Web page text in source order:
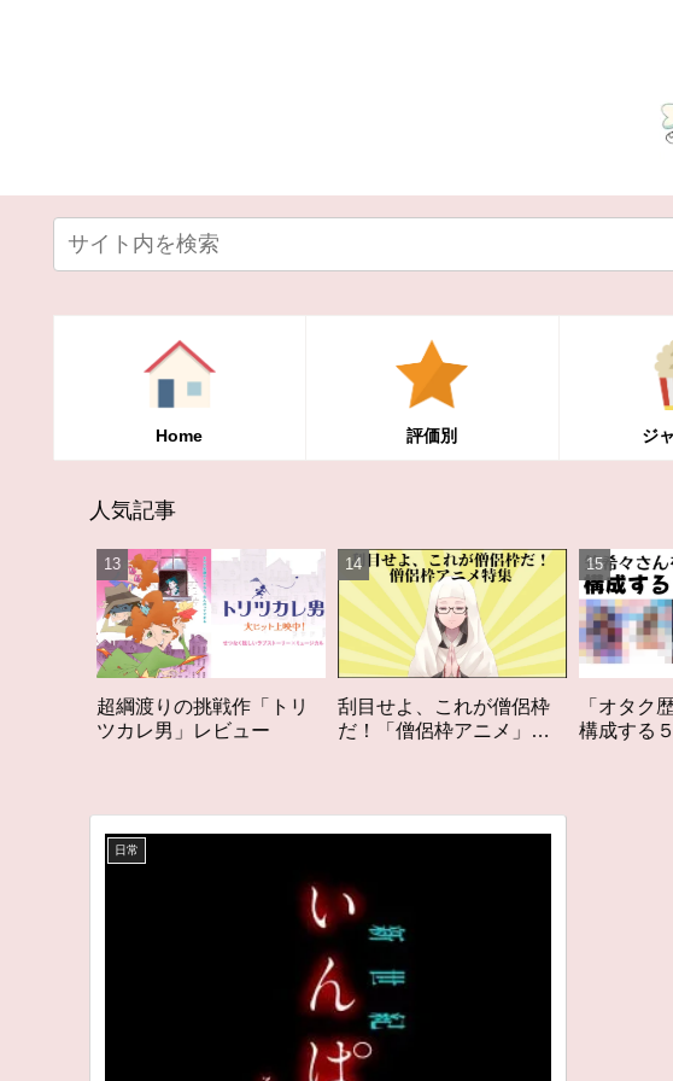
Home 評価別 ジ
人気記事
戦作「トリ
刮目せよ、これが僧侶枠
だ！「僧侶枠アニメ」特
「オタク歴２０年の私を
構成する５つのアニメ」
【平
死し
日常